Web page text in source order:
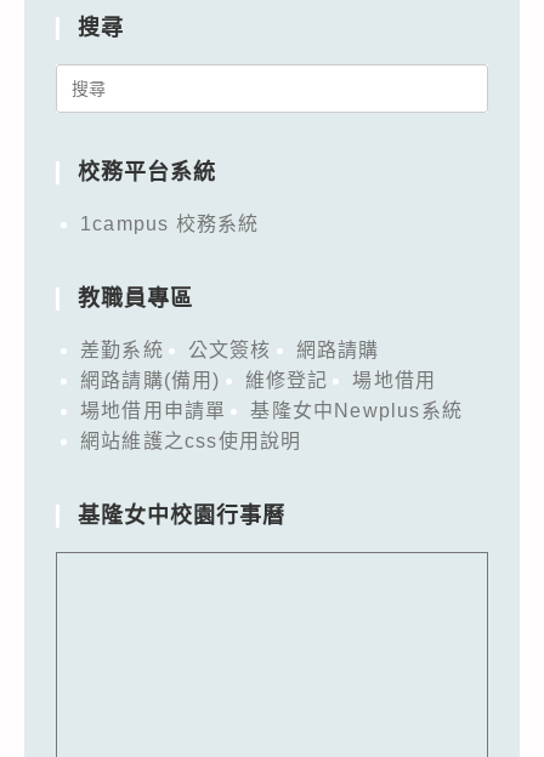
搜尋
Search
校務平台系統
1campus 校務系統
教職員專區
差勤系統 公文簽核
網路請購
網路請購(備用)
維修登記
場地借用
場地借用申請單
基隆女中Newplus系統
網站維護之css使用說明
基隆女中校園行事曆